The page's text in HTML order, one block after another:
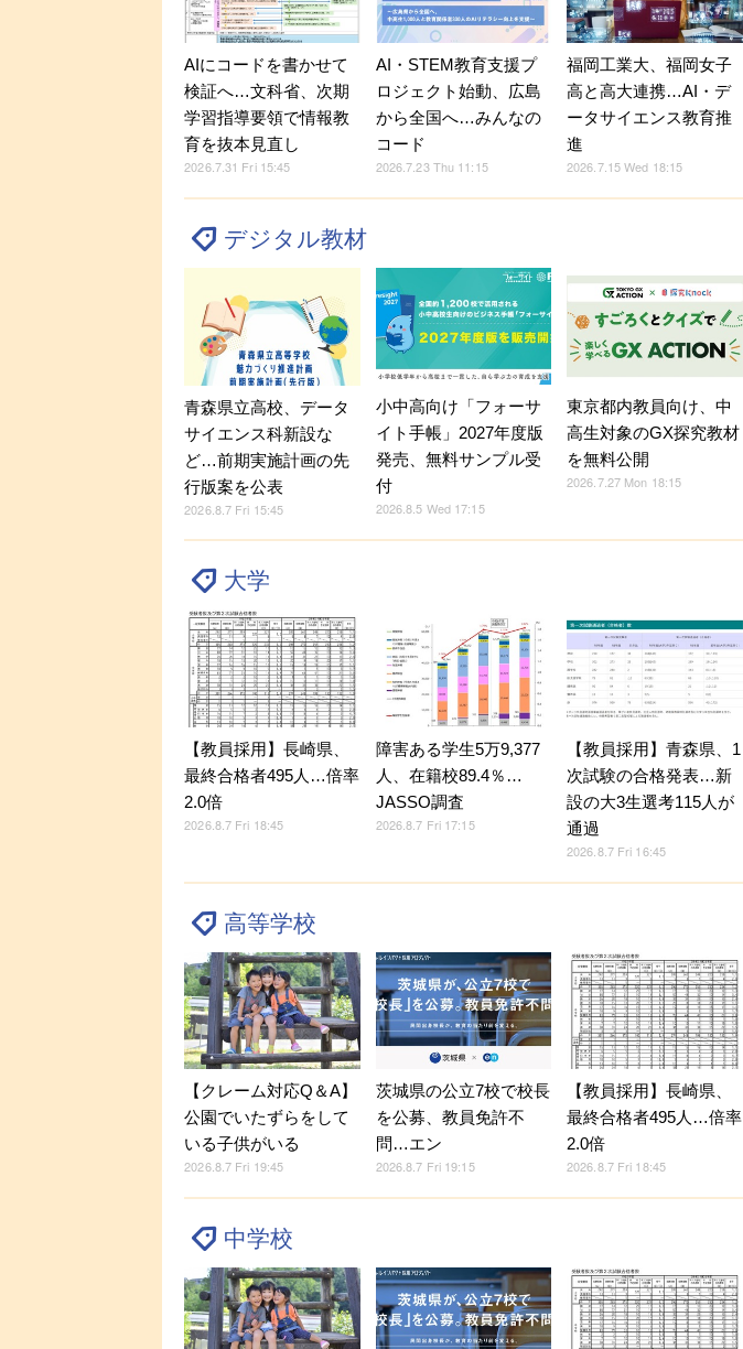
AIにコードを書かせて
検証へ…文科省、次期
学習指導要領で情報教
育を抜本見直し
2026.7.31 Fri 15:45
AI・STEM教育支援プ
ロジェクト始動、広島
から全国へ…みんなの
コード
2026.7.23 Thu 11:15
福岡工業大、福岡女子
高と高大連携…AI・デ
ータサイエンス教育推
進
2026.7.15 Wed 18:15
デジタル教材
青森県立高校、データ
サイエンス科新設な
ど…前期実施計画の先
行版案を公表
2026.8.7 Fri 15:45
小中高向け「フォーサ
イト手帳」2027年度版
発売、無料サンプル受
付
2026.8.5 Wed 17:15
東京都内教員向け、中
高生対象のGX探究教材
を無料公開
2026.7.27 Mon 18:15
大学
【教員採用】長崎県、
最終合格者495人…倍率
2.0倍
2026.8.7 Fri 18:45
障害ある学生5万9,377
人、在籍校89.4％…
JASSO調査
2026.8.7 Fri 17:15
【教員採用】青森県、1
次試験の合格発表…新
設の大3生選考115人が
通過
2026.8.7 Fri 16:45
高等学校
【クレーム対応Q＆A】
公園でいたずらをして
いる子供がいる
2026.8.7 Fri 19:45
茨城県の公立7校で校長
を公募、教員免許不
問…エン
2026.8.7 Fri 19:15
【教員採用】長崎県、
最終合格者495人…倍率
2.0倍
2026.8.7 Fri 18:45
中学校